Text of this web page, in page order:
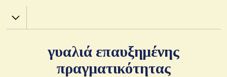
Χ.Α.
γυαλιά επαυξημένης
πραγματικότητας